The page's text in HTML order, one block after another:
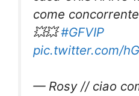
come
💥💥#GFVIP
pic.twitter.com/
— Rosy // ciao